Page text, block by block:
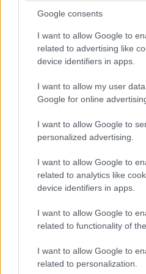
Google consents
I want to allow Google to
related to advertising like
device identifiers in apps.
I want to allow my user
Google for online
I want to allow Google to
personalized advertising.
I want to allow Google to
related to analytics like
device identifiers in apps.
I want to allow Google to
related to functionality of
I want to allow Google to
related to personalization.
most hogy a Financial Fair
daddy klubokat, már a United az
: a MUST
és nem engedték
Glazer 2009 nyarán még külön
Fergie a tervezett
is elköltené pl. Ribéry-re.
Valenciával és a csapat